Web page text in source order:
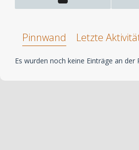
Pinnwand Letzte
Es wurden noch keine Einträge an der